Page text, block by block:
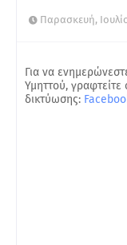
Παρασκευή,
Για να
Υμηττού, γραφτείτε
δικτύωσης: